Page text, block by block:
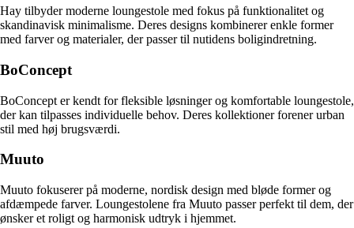
Hay tilbyder moderne loungestole med fokus på funktionalitet og
skandinavisk minimalisme. Deres designs kombinerer enkle former
med farver og materialer, der passer til nutidens boligindretning.
BoConcept
BoConcept er kendt for fleksible løsninger og komfortable loungestole,
der kan tilpasses individuelle behov. Deres kollektioner forener urban
stil med høj brugsværdi.
Muuto
Muuto fokuserer på moderne, nordisk design med bløde former og
afdæmpede farver. Loungestolene fra Muuto passer perfekt til dem, der
ønsker et roligt og harmonisk udtryk i hjemmet.